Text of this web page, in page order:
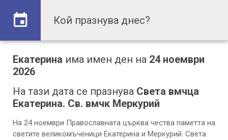
Екатерина има имен ден на 24 ноември
2026
На тази дата се празнува Света вмчца
Екатерина. Св. вмчк Меркурий
На 24 ноември Православната църква чества паметта на
светите великомъченици Екатерина и Меркурий. Света